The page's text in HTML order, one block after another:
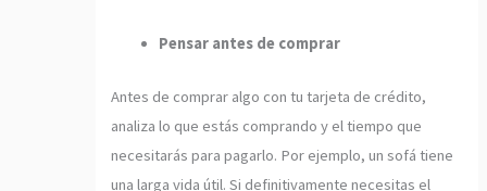
Pensar antes de comprar
Antes de comprar algo con tu tarjeta de crédito,
analiza lo que estás comprando y el tiempo que
necesitarás para pagarlo. Por ejemplo, un sofá tiene
una larga vida útil. Si definitivamente necesitas el